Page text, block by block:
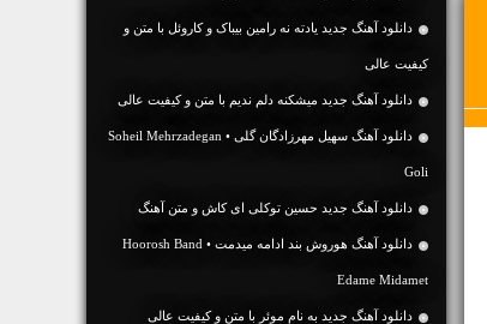
دانلود آهنگ جديد یادته نه رامین بیباک و کاروئل با متن و
کیفیت عالی
دانلود آهنگ جديد میشکنه دلم ندیم با متن و کیفیت عالی
دانلود آهنگ سهیل مهرزادگان گلی • Soheil Mehrzadegan
Goli
دانلود آهنگ جديد حسین توکلی ای کاش و متن آهنگ
دانلود آهنگ هوروش بند ادامه میدمت • Hoorosh Band
Edame Midamet
دانلود آهنگ جديد به نام موئر با متن و کیفیت عالی